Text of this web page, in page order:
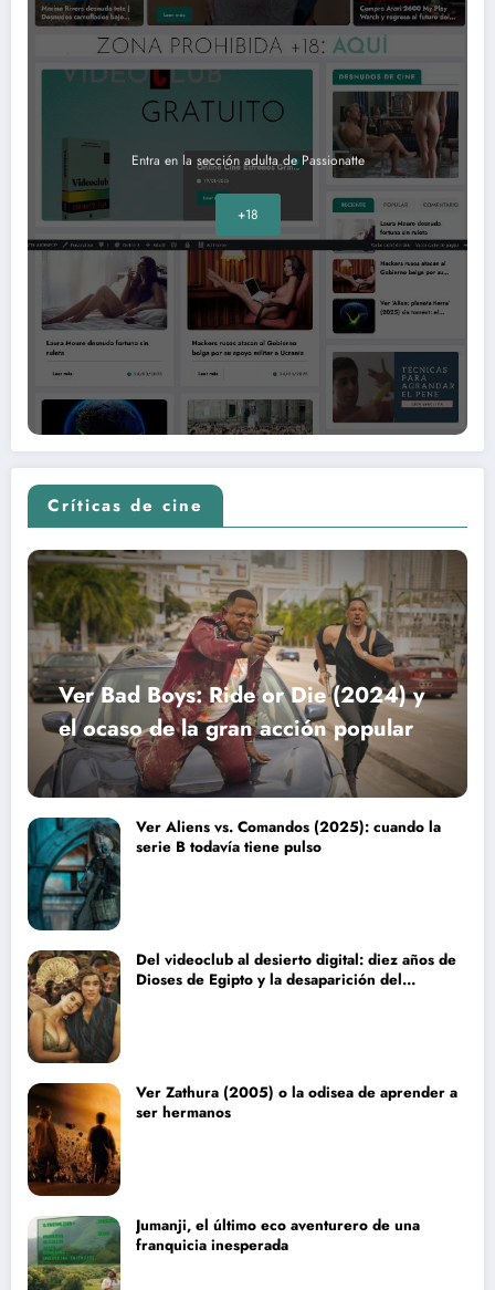
Entra en la sección adulta de Passionatte
+18
Críticas de cine
Ver Bad Boys: Ride or Die (2024) y
el ocaso de la gran acción popular
Ver Aliens vs. Comandos (2025): cuando la
serie B todavía tiene pulso
Del videoclub al desierto digital: diez años de
Dioses de Egipto y la desaparición del
Ver Zathura (2005) o la odisea de aprender a
ser hermanos
Jumanji, el último eco aventurero de una
franquicia inesperada